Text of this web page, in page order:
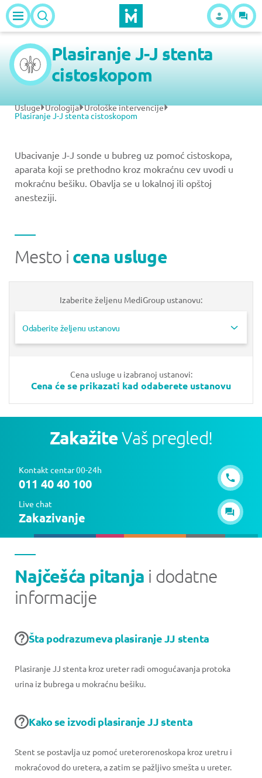
Plasiranje J-J stenta
cistoskopom
Usluge Urologija Urološke intervencije
Plasiranje J-J stenta cistoskopom
Ubacivanje J-J sonde u bubreg uz pomoć cistoskopa,
aparata koji se prethodno kroz mokraćnu cev uvodi u
mokraćnu bešiku. Obavlja se u lokalnoj ili opštoj
anesteziji.
Mesto i cena usluge
Izaberite željenu MediGroup ustanovu:
Odaberite željenu ustanovu
Cena usluge u izabranoj ustanovi:
Cena će se prikazati kad odaberete ustanovu
ZakažiteVaš pregled!
Kontakt centar 00-24h
011 40 40 100
Live chat
Zakazivanje
Najčešća pitanja i dodatne
informacije
Šta podrazumeva plasiranje JJ stenta
Plasiranje JJ stenta kroz ureter radi omogućavanja protoka
urina iz bubrega u mokraćnu bešiku.
Kako se izvodi plasiranje JJ stenta
Stent se postavlja uz pomoć ureterorenoskopa kroz uretru i
mokraćovod do uretera, a zatim se pažljivo smešta u ureter.